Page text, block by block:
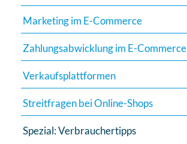
Marketing im E-Commerce
Zahlungsabwicklung im E-Commerce
Verkaufsplattformen
Streitfragen bei Online-Shops
Spezial: Verbrauchertipps